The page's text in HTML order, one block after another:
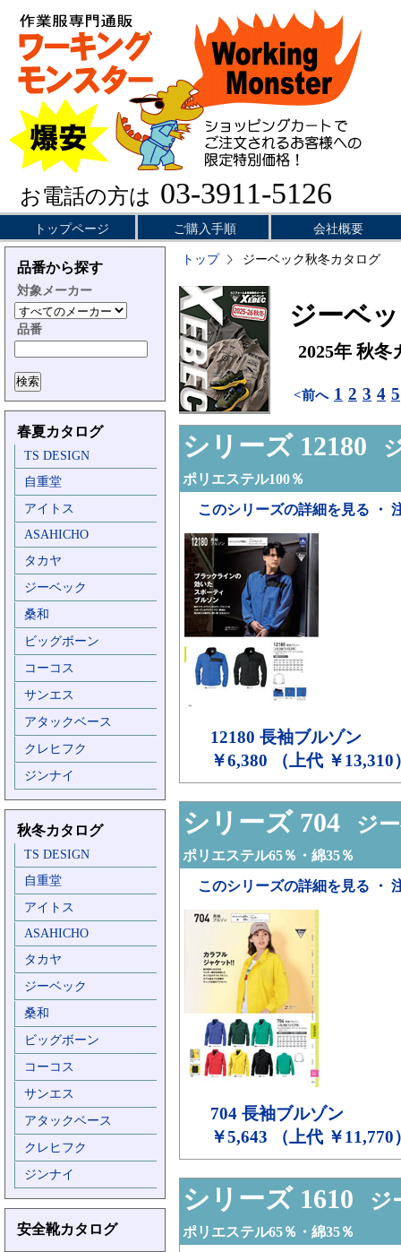
お電話の方は 03-3911-5126
トップページ ご購入手順 会社概要
品番から探す
対象メーカー
品番
春夏カタログ
TS DESIGN
自重堂
アイトス
ASAHICHO
タカヤ
ジーベック
桑和
ビッグボーン
コーコス
サンエス
アタックベース
クレヒフク
ジンナイ
秋冬カタログ
TS DESIGN
自重堂
アイトス
ASAHICHO
タカヤ
ジーベック
桑和
ビッグボーン
コーコス
サンエス
アタックベース
クレヒフク
ジンナイ
安全靴カタログ
トップ ジーベック秋冬カタログ
ジーベ
2025年 秋冬
<前へ 1 2 3 4 5
シリーズ 12180
ポリエステル100％
このシリーズの詳細を見る ・
12180 長袖ブルゾン
￥6,380 （上代 ￥13,310
シリーズ 704 ジ
ポリエステル65％・綿35％
このシリーズの詳細を見る ・
704 長袖ブルゾン
￥5,643 （上代 ￥11,770
シリーズ 1610 ジ
ポリエステル65％・綿35％